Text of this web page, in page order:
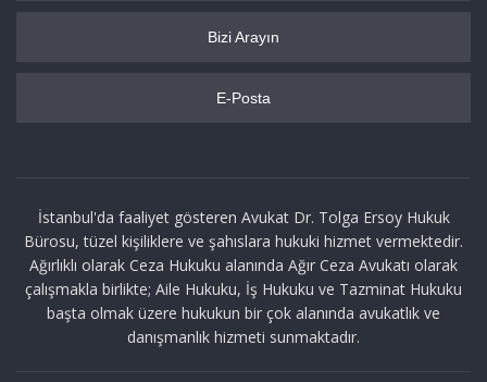
Bizi Arayın
E-Posta
İstanbul'da faaliyet gösteren Avukat Dr. Tolga Ersoy Hukuk
Bürosu, tüzel kişiliklere ve şahıslara hukuki hizmet vermektedir.
Ağırlıklı olarak Ceza Hukuku alanında Ağır Ceza Avukatı olarak
çalışmakla birlikte; Aile Hukuku, İş Hukuku ve Tazminat Hukuku
başta olmak üzere hukukun bir çok alanında avukatlık ve
danışmanlık hizmeti sunmaktadır.